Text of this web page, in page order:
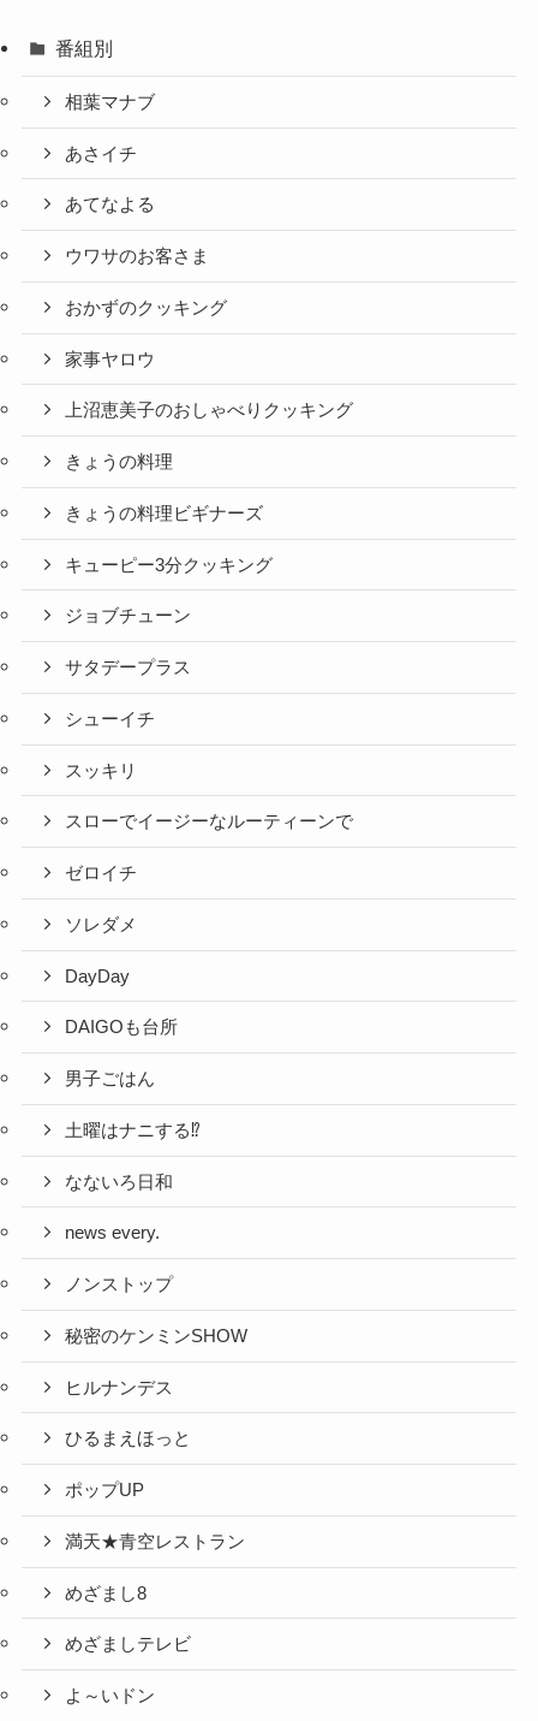
番組別
相葉マナブ
あさイチ
あてなよる
ウワサのお客さま
おかずのクッキング
家事ヤロウ
上沼恵美子のおしゃべりクッキング
きょうの料理
きょうの料理ビギナーズ
キューピー3分クッキング
ジョブチューン
サタデープラス
シューイチ
スッキリ
スローでイージーなルーティーンで
ゼロイチ
ソレダメ
DayDay
DAIGOも台所
男子ごはん
土曜はナニする⁉
なないろ日和
news every.
ノンストップ
秘密のケンミンSHOW
ヒルナンデス
ひるまえほっと
ポップUP
満天★青空レストラン
めざまし8
めざましテレビ
よ～いドン